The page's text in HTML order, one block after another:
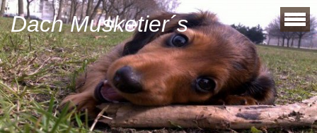
Dach Musketier´s